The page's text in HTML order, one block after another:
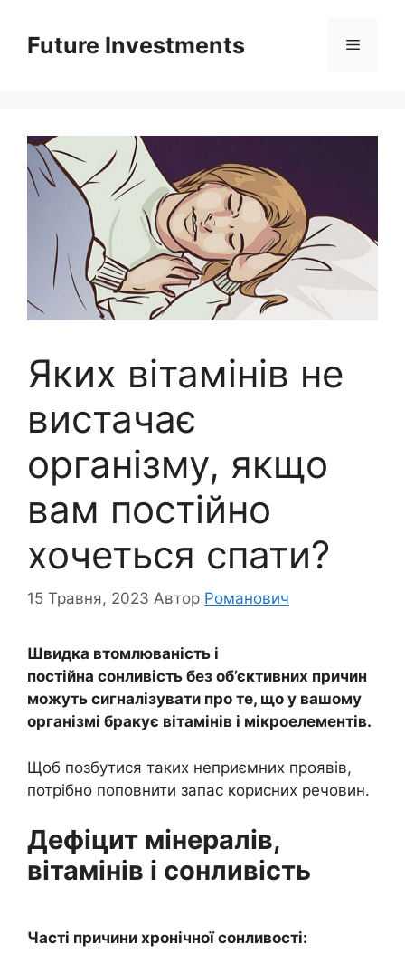
вмістуFuture Investments Меню
Яких вітамінів не
вистачає
організму, якщо
вам постійно
хочеться спати?
15 Травня, 2023 Автор Романович
Швидка втомлюваність і
постійна сонливість без об’єктивних причин
можуть сигналізувати про те, що у вашому
організмі бракує вітамінів і мікроелементів.
Щоб позбутися таких неприємних проявів,
потрібно поповнити запас корисних речовин.
Дефіцит мінералів,
вітамінів і сонливість
Часті причини хронічної сонливості: